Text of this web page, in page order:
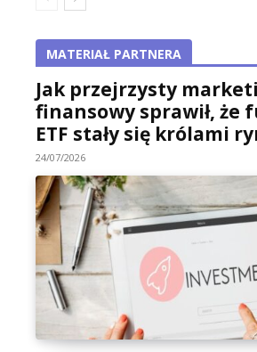
MATERIAŁ PARTNERA
Jak przejrzysty
finansowy sprawił, że
ETF stały się królami
24/07/2026